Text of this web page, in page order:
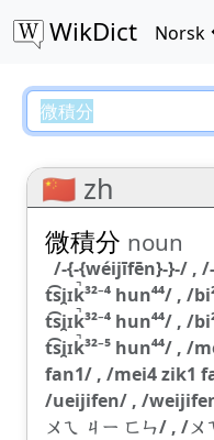
WikDict Norsk
微積分 –
🇨🇳 zh
微積分 noun
/-{-{wéijīfēn}-}-/ , /-
t͡si̯ɪk̚³²⁻⁴ hun⁴⁴/ , /
t͡si̯ɪk̚³²⁻⁴ hun⁴⁴/ , /
t͡si̯ɪk̚³²⁻⁵ hun⁴⁴/ , /
fan1/ , /mei4 zik1
/ueijifen/ , /
ㄨㄟ ㄐㄧ ㄈㄣ/ , /ㄨ